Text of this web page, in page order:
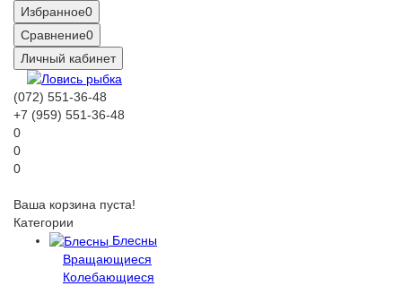
Избранное0
Сравнение0
Личный кабинет
(072) 551-36-48
+7 (959) 551-36-48
0
0
0
Ваша корзина пуста!
Категории
Блесны
Вращающиеся
Колебающиеся